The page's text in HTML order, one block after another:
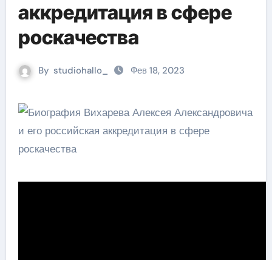
аккредитация в сфере
роскачества
By studiohallo_ Фев 18, 2023